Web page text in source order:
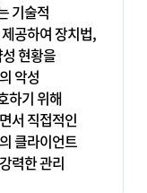
기술적
공하여 장치법,
현황을
악성
하기 위해
서 직접적인
클라이언트
력한 관리